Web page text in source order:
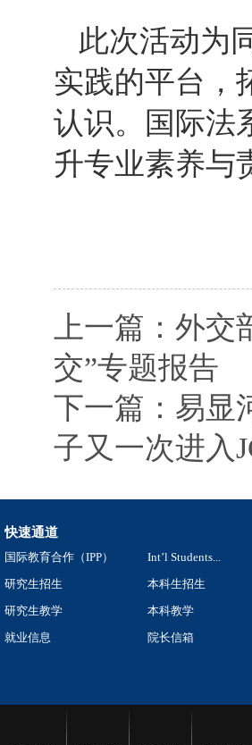
此次活动为
实践的平台，
认识。国际法
升专业素养与
上一篇：外
交”专题报告
下一篇：易显
子又一次进入
快速通道
国际教育合作（IPP）
Int’l Students...
研究生招生
本科生招生
研究生教学
本科教学
就业信息
院长信箱